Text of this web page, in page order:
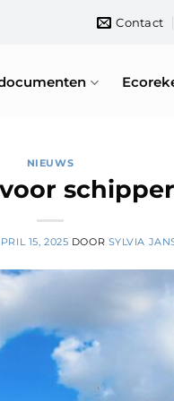
Contact
NIEUWS
15, 2025 DOOR SYLVIA